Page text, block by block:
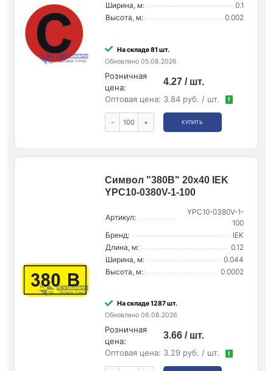
Ширина, м:
0.1
Высота, м:
0.002
На складе 81 шт.
Обновлено 05.08.2026
Розничная
цена:
4.27 / шт.
Оптовая цена: 3.84 руб. / шт. !
- + КУПИТЬ
Символ "380В" 20х40 IEK
YPC10-0380V-1-100
Артикул:
YPC10-0380V-1-
100
Бренд:
IEK
Длина, м:
0.12
Ширина, м:
0.044
Высота, м:
0.0002
На складе 1287 шт.
Обновлено 06.08.2026
Розничная
цена:
3.66 / шт.
Оптовая цена: 3.29 руб. / шт. !